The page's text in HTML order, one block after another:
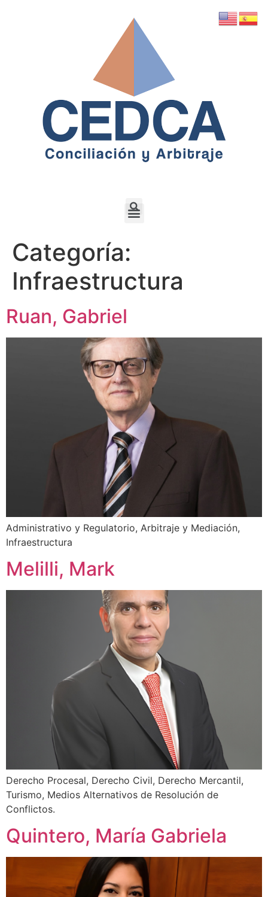
Categoría:
Infraestructura
Ruan, Gabriel
Administrativo y Regulatorio, Arbitraje y Mediación,
Infraestructura
Melilli, Mark
Derecho Procesal, Derecho Civil, Derecho Mercantil,
Turismo, Medios Alternativos de Resolución de
Conflictos.
Quintero, María Gabriela